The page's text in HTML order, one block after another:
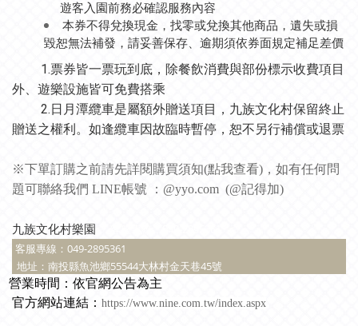
遊客入園前務必確認服務內容
本券不得兌換現金，找零或兌換其他商品，遺失或損
毀恕無法補發，請妥善保存、逾期須依券面規定補足差價
1.票券皆一票玩到底，除餐飲消費與部份標示收費項目
外、遊樂設施皆可免費搭乘
2.日月潭纜車是屬額外贈送項目，九族文化村保留終止
贈送之權利。如逢纜車因故臨時暫停，恕不另行補償或退票
※下單訂購之前請先詳閱購買須知(點我查看)，如有任何問
題可聯絡我們 LINE帳號 ：@yyo.com (@記得加)
九族文化村樂園
客服專線： 049-2895361
地址： 南投縣魚池鄉55544大林村金天巷45號
營業時間：依官網公告為主
官方網站連結： https://www.nine.com.tw/index.aspx